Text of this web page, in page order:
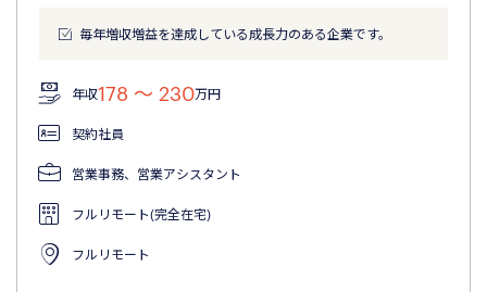
毎年増収増益を達成している成長力のある企業です。
年収178 〜 230万円
契約社員
営業事務、営業アシスタント
フルリモート(完全在宅)
フルリモート